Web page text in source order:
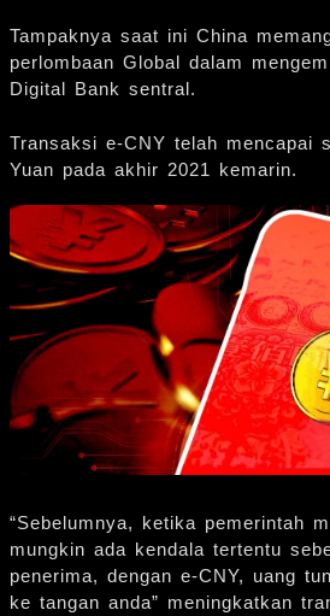
Tampaknya saat ini China
perlombaan Global dalam
Digital Bank sentral.
Transaksi e-CNY telah mencapai
Yuan pada akhir 2021 kemarin.
“Sebelumnya, ketika pemerintah
mungkin ada kendala tertentu
penerima, dengan e-CNY, uang
ke tangan anda” meningkatkan